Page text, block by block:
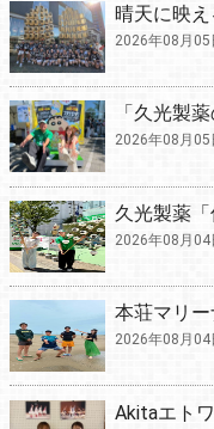
晴天に映え
2026年08月05
「久光製
2026年08月05
久光製薬
2026年08月04
本荘マリ
2026年08月04
Akitaエト